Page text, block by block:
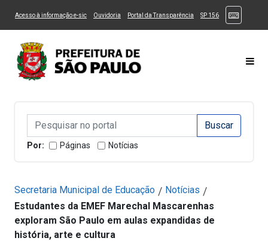
Ir ao Conteúdo Ir para menu principal Ir para busca 3
Alternar Alto Contraste
Acesso à informação e-sic(Link para um novo sítio)
Ouvidoria (Link para um novo sítio)
Portal da Transparência (Link para um novo sítio)
SP 156(Link para um
Campo de Busca de informações
Campo de Busca de informações Enviar a Busca
Por: Páginas Notícias
Secretaria Municipal de Educação / Notícias /
Estudantes da EMEF Marechal Mascarenhas
exploram São Paulo em aulas expandidas de
história, arte e cultura